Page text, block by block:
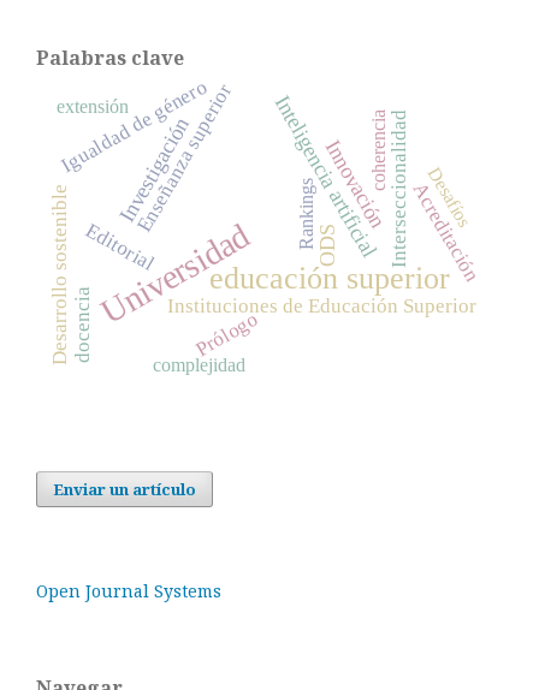
Palabras clave
Universidadeducación superior
Investigación Inteligencia artificial
Innovación
ODS
Enseñanza superior InterseccionalidadAcreditación
Instituciones de Educación Superior
Igualdad de género
docencia Prólogo
Desarrollo sostenible Editorial
complejidad
coherencia
Desafíos
Rankings
extensión
Enviar un artículo
Open Journal Systems